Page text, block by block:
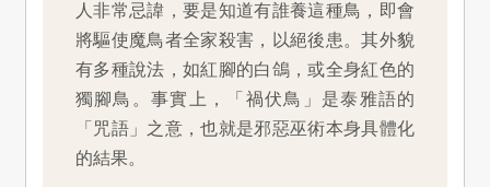
人非常忌諱，要是知道有誰養這種鳥，即會
將驅使魔鳥者全家殺害，以絕後患。其外貌
有多種說法，如紅腳的白鴿，或全身紅色的
獨腳鳥。事實上，「禍伏鳥」是泰雅語的
「咒語」之意，也就是邪惡巫術本身具體化
的結果。